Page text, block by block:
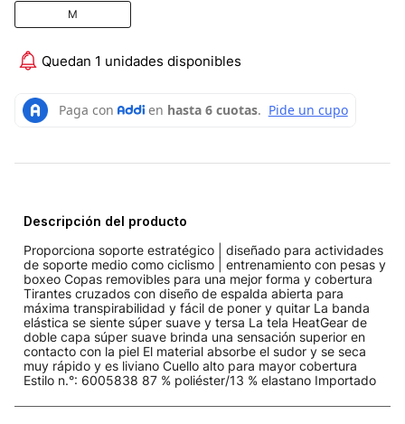
M
Quedan 1 unidades disponibles
Descripción del producto
Proporciona soporte estratégico | diseñado para actividades
de soporte medio como ciclismo | entrenamiento con pesas y
boxeo Copas removibles para una mejor forma y cobertura
Tirantes cruzados con diseño de espalda abierta para
máxima transpirabilidad y fácil de poner y quitar La banda
elástica se siente súper suave y tersa La tela HeatGear de
doble capa súper suave brinda una sensación superior en
contacto con la piel El material absorbe el sudor y se seca
muy rápido y es liviano Cuello alto para mayor cobertura
Estilo n.°: 6005838 87 % poliéster/13 % elastano Importado